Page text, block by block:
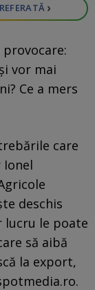
›
vor mai
Ce a mers
care
deschis
lucru le poate
să aibă
la export,